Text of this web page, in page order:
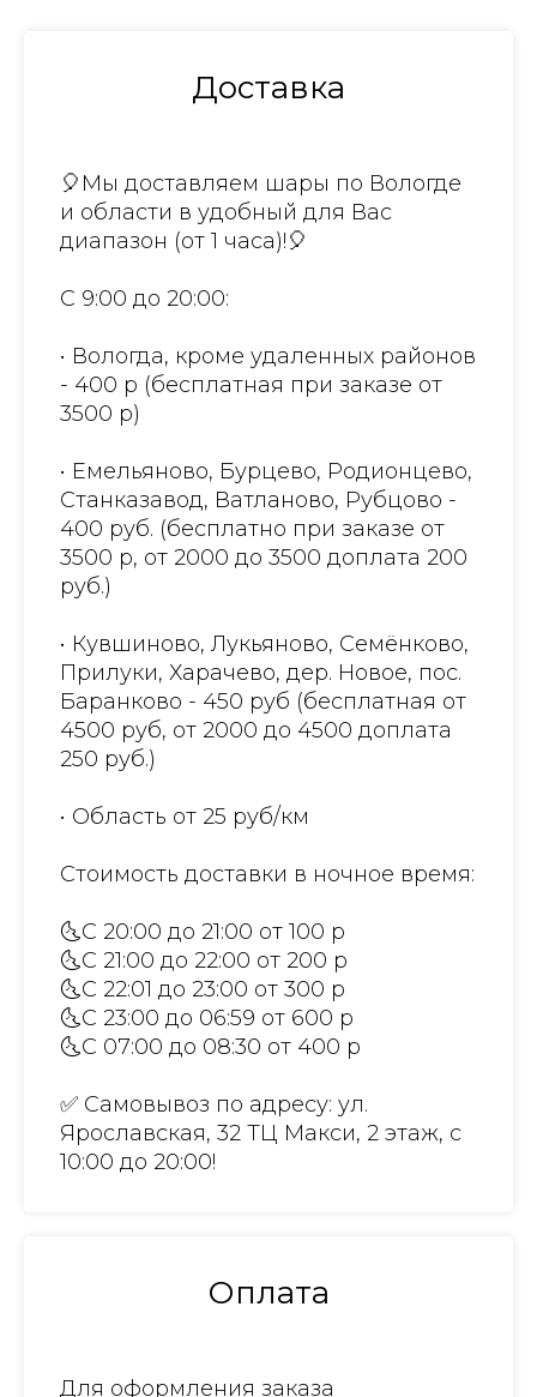
Доставка
🎈Мы доставляем шары по Вологде
и области в удобный для Вас
диапазон (от 1 часа)!🎈
С 9:00 до 20:00:
• Вологда, кроме удаленных районов
- 400 р (бесплатная при заказе от
3500 р)
• Емельяново, Бурцево, Родионцево,
Станказавод, Ватланово, Рубцово -
400 руб. (бесплатно при заказе от
3500 р, от 2000 до 3500 доплата 200
руб.)
• Кувшиново, Лукьяново, Семёнково,
Прилуки, Харачево, дер. Новое, пос.
Баранково - 450 руб (бесплатная от
4500 руб, от 2000 до 4500 доплата
250 руб.)
• Область от 25 руб/км
Стоимость доставки в ночное время:
🌜С 20:00 до 21:00 от 100 р
🌜С 21:00 до 22:00 от 200 р
🌜С 22:01 до 23:00 от 300 р
🌜С 23:00 до 06:59 от 600 р
🌜С 07:00 до 08:30 от 400 р
✅ Самовывоз по адресу: ул.
Ярославская, 32 ТЦ Макси, 2 этаж, с
10:00 до 20:00!
Оплата
Для оформления заказа